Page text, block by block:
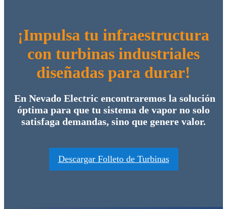
¡Impulsa tu infraestructura
con turbinas industriales
diseñadas para durar!
En Nevado Electric encontraremos la solución
óptima para que tu sistema de vapor no solo
satisfaga demandas, sino que genere valor.
Descargar Folleto de Turbinas